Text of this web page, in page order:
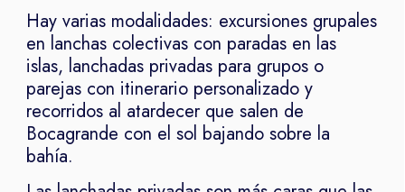
Hay varias modalidades: excursiones grupales
en lanchas colectivas con paradas en las
islas, lanchadas privadas para grupos o
parejas con itinerario personalizado y
recorridos al atardecer que salen de
Bocagrande con el sol bajando sobre la
bahía.